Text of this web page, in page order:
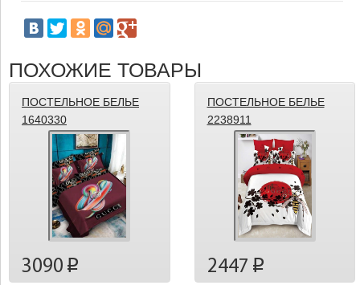
ПОХОЖИЕ ТОВАРЫ
ПОСТЕЛЬНОЕ БЕЛЬЕ
1640330
3090 p
ПОСТЕЛЬНОЕ БЕЛЬЕ
2238911
2447 p